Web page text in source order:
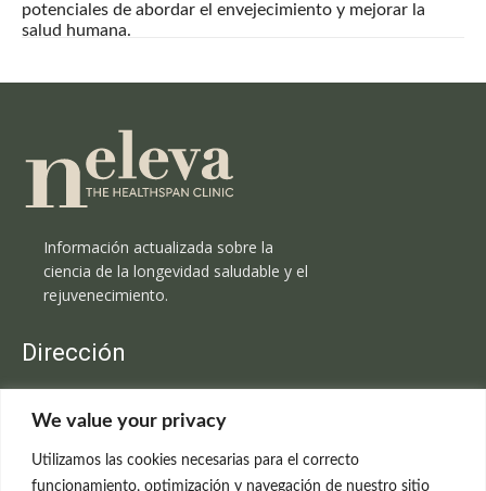
We value your privacy
Utilizamos las cookies necesarias para el correcto
funcionamiento, optimización y navegación de nuestro sitio
potenciales de abordar el envejecimiento y mejorar la
salud humana.
Información actualizada sobre la
ciencia de la longevidad saludable y el
rejuvenecimiento.
Dirección
C/Claudio Coello, 19 - 1º
699 595 619